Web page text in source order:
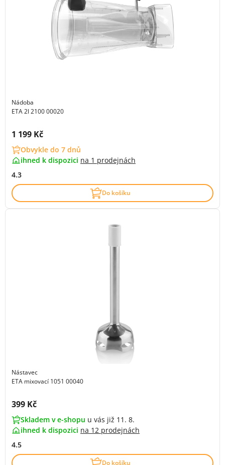
Nádoba
ETA 2l 2100 00020
Cena s DPH:
1 199 Kč
Obvykle do 7 dnů
ihned k dispozici na 1 prodejnách
4.3
Do košíku
Nástavec
ETA mixovací 1051 00040
Cena s DPH:
399 Kč
Skladem v e-shopu u vás již 11. 8.
ihned k dispozici na 12 prodejnách
4.5
Do košíku